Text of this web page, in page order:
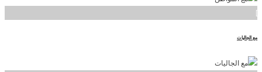
]
مع الجاليات